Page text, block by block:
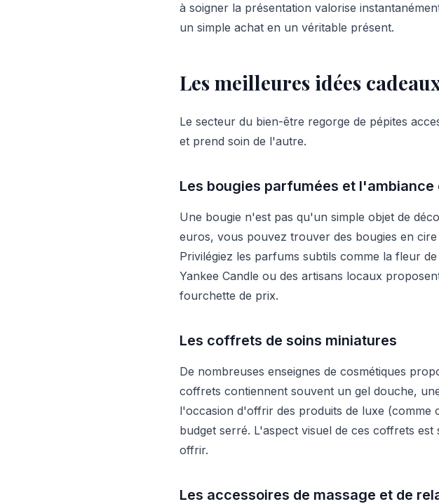
à soigner la présentation valorise
un simple achat en un véritable présent.
Les meilleures idées
Le secteur du bien-être regorge de pépites
et prend soin de l'autre.
Les bougies parfumées et
Une bougie n'est pas qu'un simple objet de
euros, vous pouvez trouver des bougies en
Privilégiez les parfums subtils comme la fleur
Yankee Candle ou des artisans locaux
fourchette de prix.
Les coffrets de soins miniatures
De nombreuses enseignes de cosmétiques
coffrets contiennent souvent un gel douche,
l'occasion d'offrir des produits de luxe (comme
budget serré. L'aspect visuel de ces coffrets
offrir.
Les accessoires de massage et de